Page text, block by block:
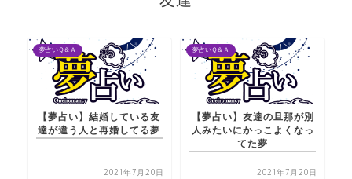
夢占いＱ＆Ａ
【夢占い】結婚している友
達が違う人と再婚してる夢
2021年7月20日
夢占いＱ＆Ａ
【夢占い】友達の旦那が別
人みたいにかっこよくなっ
てた夢
2021年7月20日